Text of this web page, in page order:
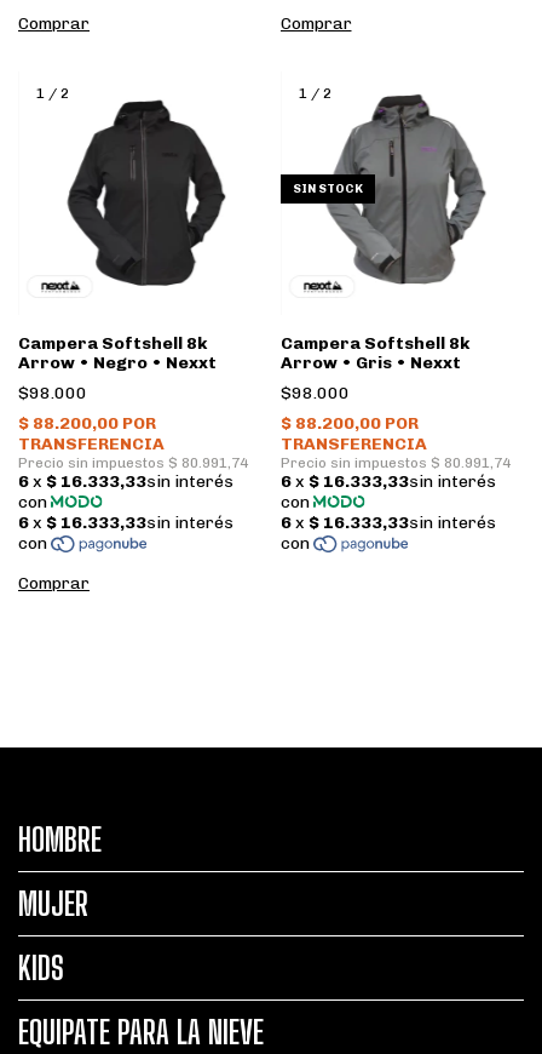
Comprar Comprar
1 / 2
Campera Softshell 8k
Arrow • Negro • Nexxt
$98.000
Comprar
1 / 2
SIN STOCK
Campera Softshell 8k
Arrow • Gris • Nexxt
$98.000
HOMBRE
MUJER
KIDS
EQUIPATE PARA LA NIEVE